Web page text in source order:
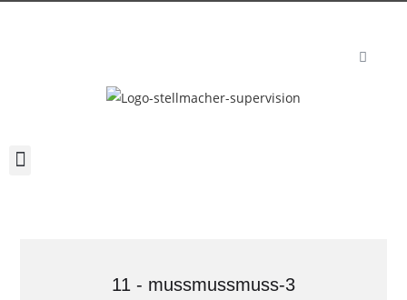
11 - mussmussmuss-3